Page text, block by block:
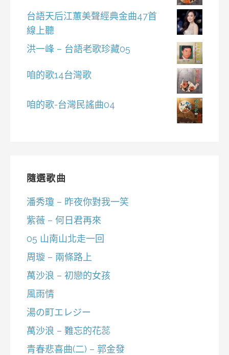
台語天后江蕙美聲經典金曲47首
線上聽
洪一峰 – 台語老歌珍藏05
咱的歌14台灣歌
咱的歌-台灣民謠曲04
隨選歌曲
潘秀瓊 – 昨夜你對我一笑
紫薇 – 何日君再來
05 山南山北走一回
周璇 – 兩條路上
萬沙浪 – 初戀的女孩
風雨情
湯の町エレジー
萬沙浪 – 難忘的花蕊
青春悲喜曲(二) – 郭金發